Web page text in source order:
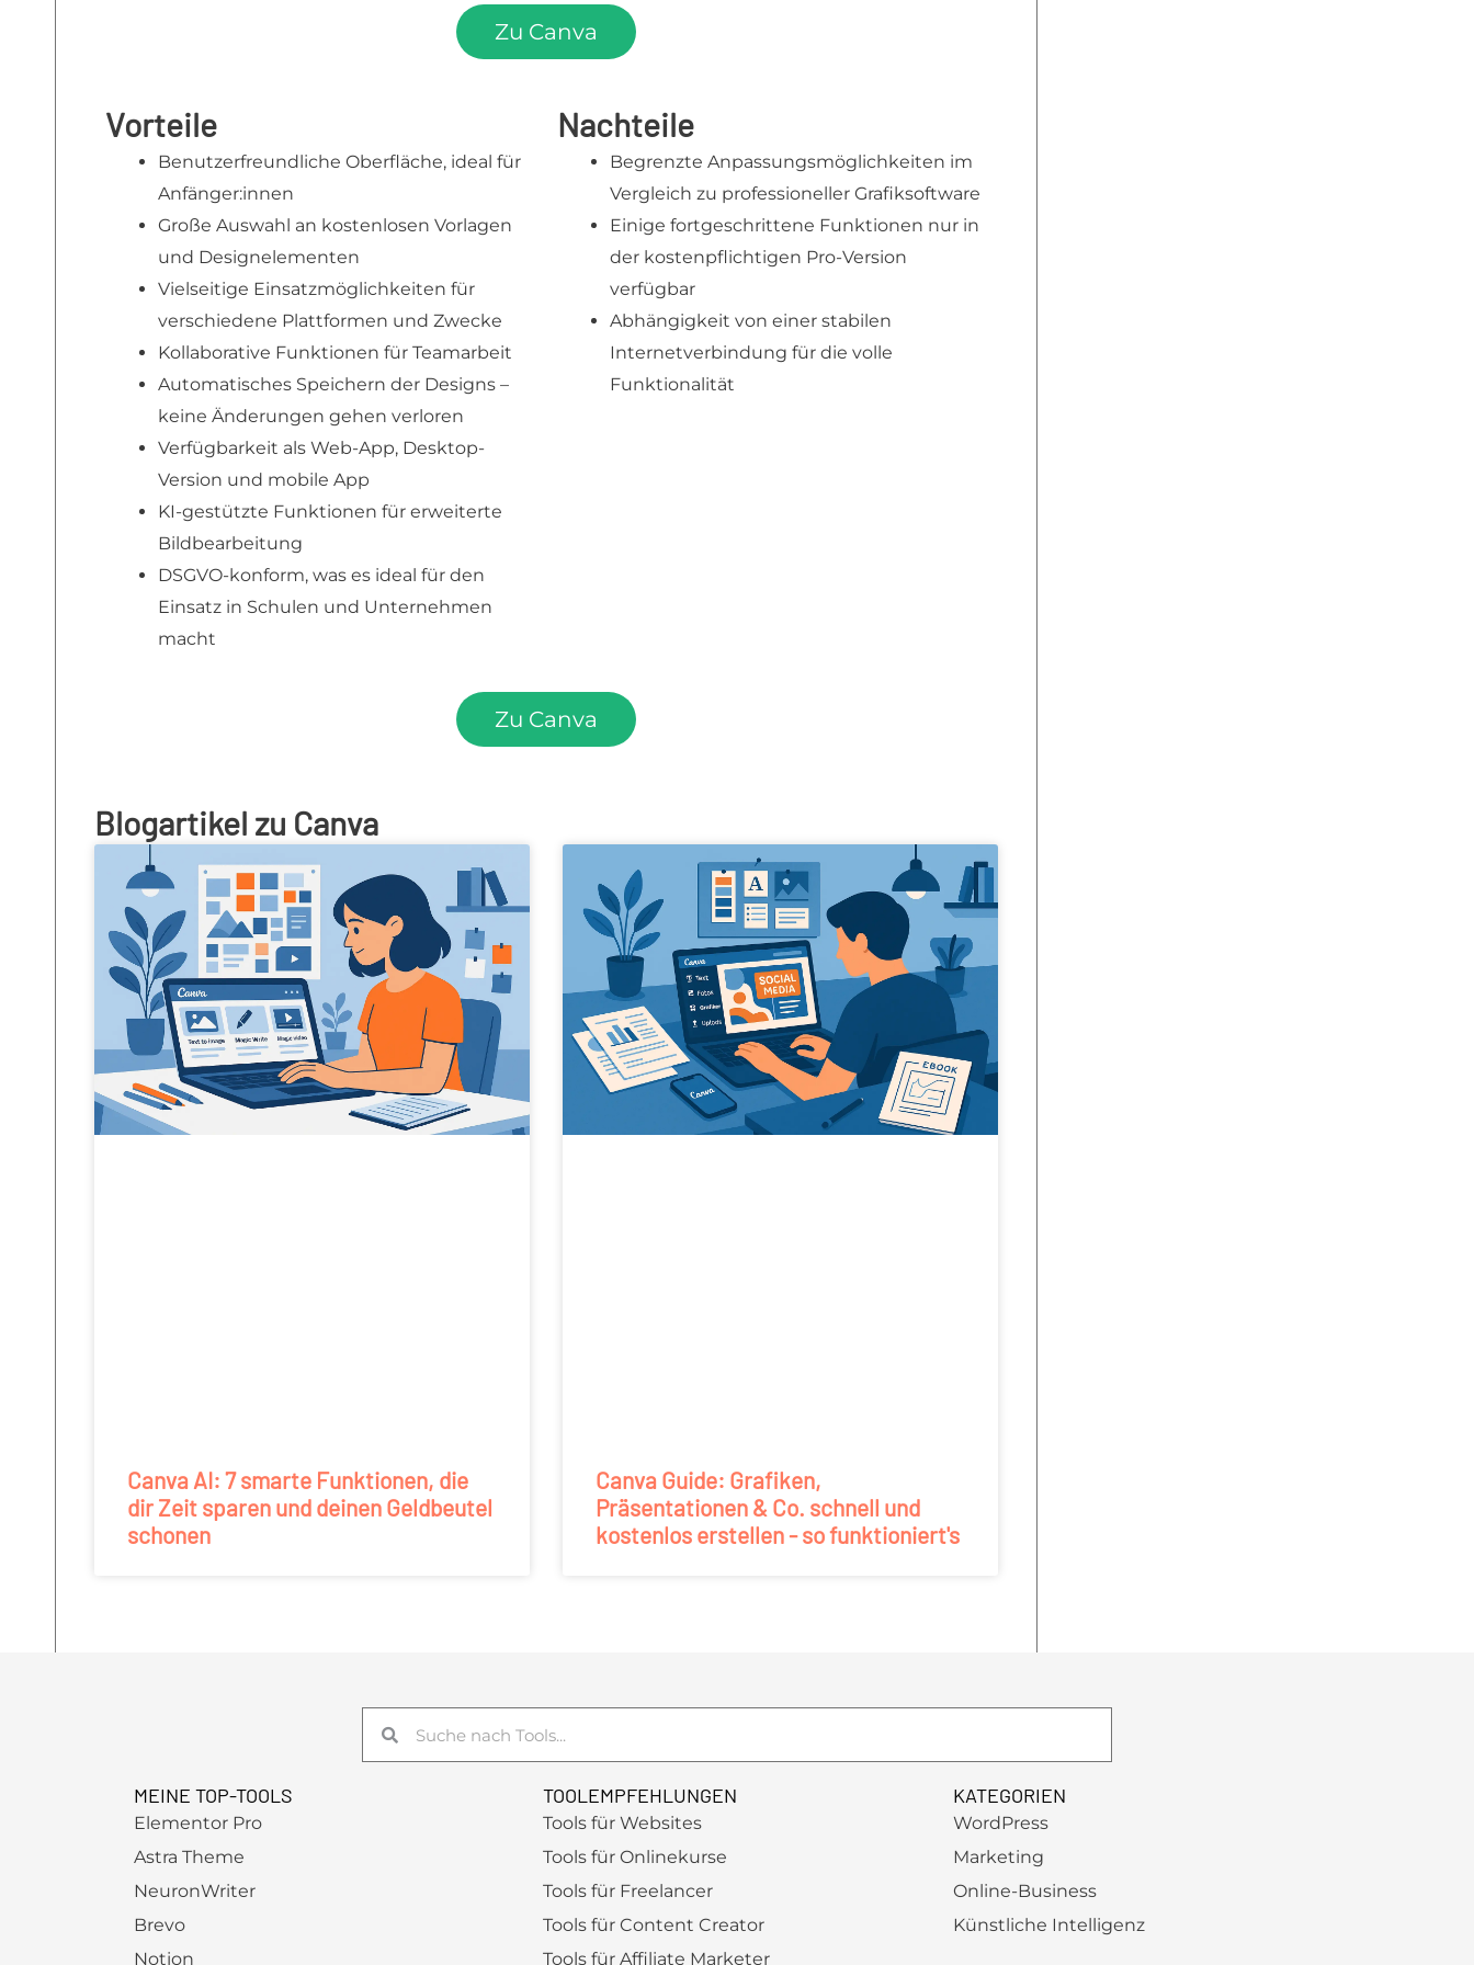
Zu Canva
Vorteile
Benutzerfreundliche Oberfläche, ideal für
Anfänger:innen
Große Auswahl an kostenlosen Vorlagen
und Designelementen
Vielseitige Einsatzmöglichkeiten für
verschiedene Plattformen und Zwecke
Kollaborative Funktionen für Teamarbeit
Automatisches Speichern der Designs –
keine Änderungen gehen verloren
Verfügbarkeit als Web-App, Desktop-
Version und mobile App
KI-gestützte Funktionen für erweiterte
Bildbearbeitung
DSGVO-konform, was es ideal für den
Einsatz in Schulen und Unternehmen
macht
Nachteile
Begrenzte Anpassungsmöglichkeiten im
Vergleich zu professioneller Grafiksoftware
Einige fortgeschrittene Funktionen nur in
der kostenpflichtigen Pro-Version
verfügbar
Abhängigkeit von einer stabilen
Internetverbindung für die volle
Funktionalität
Zu Canva
Blogartikel zu Canva
Canva AI: 7 smarte Funktionen, die
dir Zeit sparen und deinen Geldbeutel
schonen
Canva Guide: Grafiken,
Präsentationen & Co. schnell und
kostenlos erstellen - so funktioniert's
Suche
MEINE TOP-TOOLS
Elementor Pro
Astra Theme
NeuronWriter
Brevo
Notion
TOOLEMPFEHLUNGEN
Tools für Websites
Tools für Onlinekurse
Tools für Freelancer
Tools für Content Creator
Tools für Affiliate Marketer
KATEGORIEN
WordPress
Marketing
Online-Business
Künstliche Intelligenz